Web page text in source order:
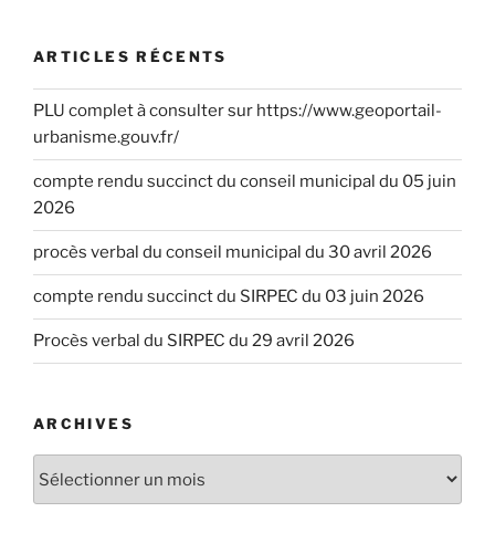
ARTICLES RÉCENTS
PLU complet à consulter sur https://www.geoportail-
urbanisme.gouv.fr/
compte rendu succinct du conseil municipal du 05 juin
2026
procès verbal du conseil municipal du 30 avril 2026
compte rendu succinct du SIRPEC du 03 juin 2026
Procès verbal du SIRPEC du 29 avril 2026
ARCHIVES